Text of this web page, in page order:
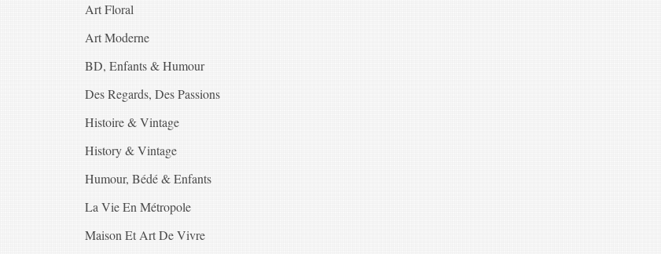
Art Floral
Art Moderne
BD, Enfants & Humour
Des Regards, Des Passions
Histoire & Vintage
History & Vintage
Humour, Bédé & Enfants
La Vie En Métropole
Maison Et Art De Vivre